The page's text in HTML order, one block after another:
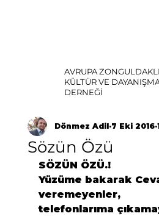
AVRUPA
KÜLTÜR VE
DERNEĞİ
Sözün Özü
Dönmez Adil 7 Eki 2016
SÖZÜN ÖZÜ.!
Yüzüme bakarak
veremeyenler,
telefonlarıma